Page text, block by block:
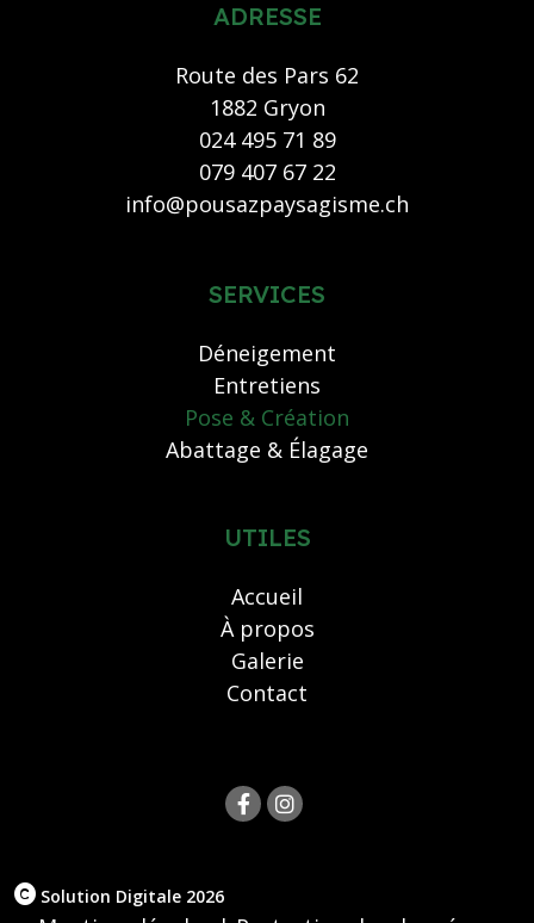
ADRESSE
Route des Pars 62
1882 Gryon
024 495 71 89
079 407 67 22
info@pousazpaysagisme.ch
SERVICES
Déneigement
Entretiens
Pose & Création
Abattage & Élagage
UTILES
Accueil
À propos
Galerie
Contact
Solution Digitale 2026